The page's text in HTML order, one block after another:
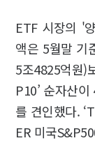
ETF 시장의 '
액은 5월말 기
5조4825억원)
P10’ 순자산
를 견인했다.
ER 미국